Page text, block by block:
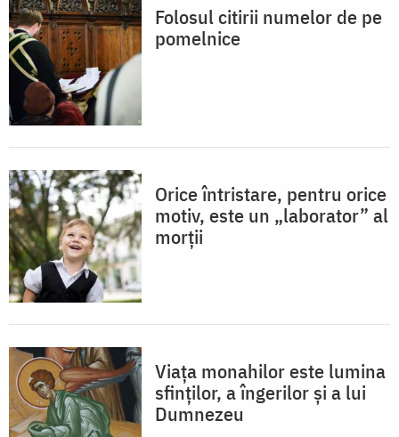
Folosul citirii numelor de pe
pomelnice
Orice întristare, pentru orice
motiv, este un „laborator” al
morții
Viața monahilor este lumina
sfinților, a îngerilor și a lui
Dumnezeu